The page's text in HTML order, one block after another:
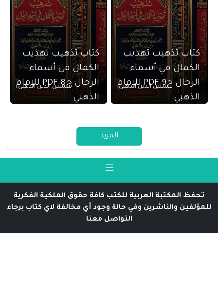
كتاب تذهيب تهذيب
الكمال في أسماء
الرجال ج9 PDF للإمام
الذهبي
شمس الدين الذهبي
كتاب تذهيب تهذيب
الكمال في أسماء
الرجال ج8 PDF للإمام
الذهبي
شمس الدين الذهبي
المزيد
تحفظ المكتبة العربية للكتب كافة حقوق الملكية الفكرية
للمؤلفين والناشرين وفي حالة وجود أي مخالفة لاي كتاب برجاء
التواصل معنا